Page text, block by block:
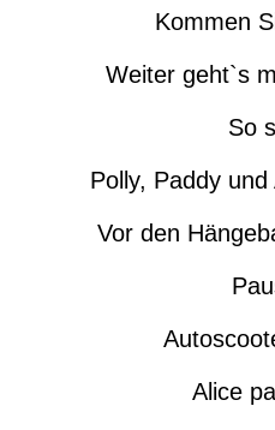
Kommen
Weiter geht`s
So
Polly, Paddy
Vor den
Alice